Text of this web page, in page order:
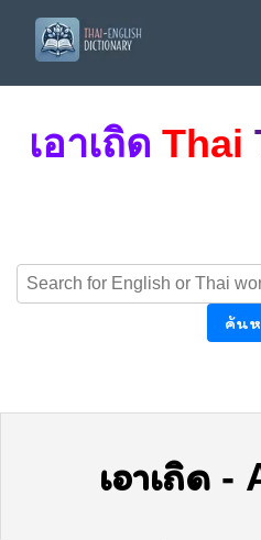
เอาเถิด Thai
ค้น
เอาเถิด-